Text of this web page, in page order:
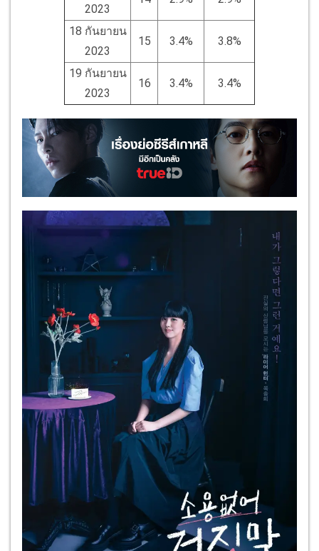
2023
18 กันยายน
2023
15 3.4% 3.8%
19 กันยายน
2023
16 3.4% 3.4%